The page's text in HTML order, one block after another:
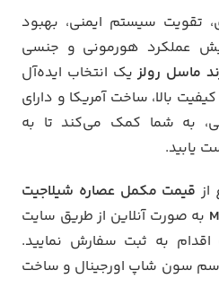
تقویت سیستم ایمنی، بهبود
عملکرد هورمونی و جنسی
ماسل رولز یک انتخاب ایده‌آل
بالا، ساخت آمریکا و دارای
به شما کمک می‌کند تا به
یابید.
از قیمت مکمل عصاره شیلاجیت
به صورت آنلاین از طریق سایت
به ثبت سفارش نمایید.
سون شاپ اورجینال و ساخت